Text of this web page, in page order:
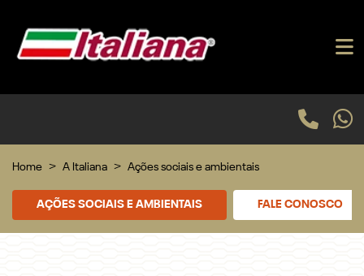
Home A Italiana Ações sociais e ambientais
FALE CONOSCO
AÇÕES SOCIAIS E AMBIENTAIS